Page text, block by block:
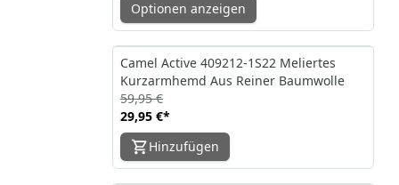
Optionen anzeigen
-50%
Camel Active 409212-1S22 Meliertes
Kurzarmhemd Aus Reiner Baumwolle
29,95 €*
59,95 €
Hinzufügen